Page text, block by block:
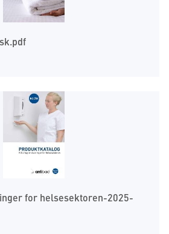
for helsesektoren-2025-